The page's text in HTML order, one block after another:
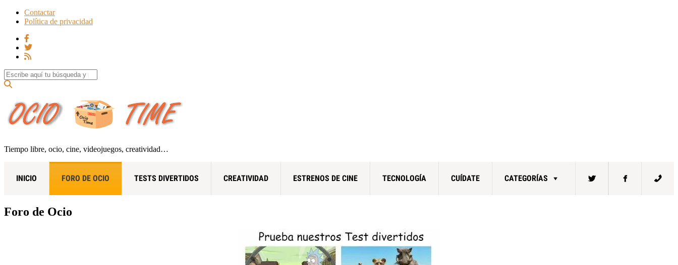
Contactar
Política de privacidad
Search for:
Tiempo libre, ocio, cine, videojuegos, creatividad…
INICIO FORO DE OCIO TESTS DIVERTIDOS CREATIVIDAD ESTRENOS DE CINE TECNOLOGÍA CUÍDATE CATEGORÍAS
Foro de Ocio